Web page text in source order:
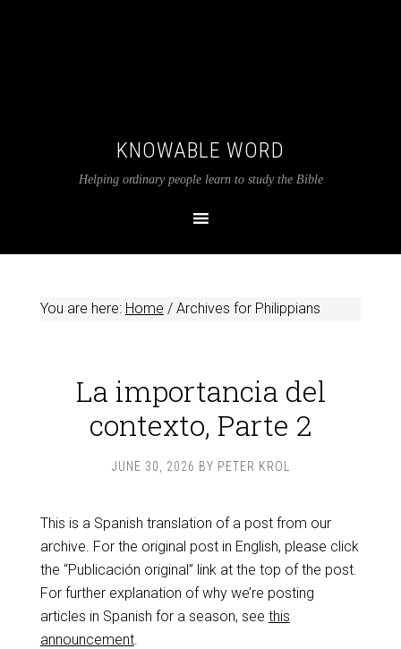
KNOWABLE WORD
Helping ordinary people learn to study the Bible
You are here: Home /Archives for Philippians
La importancia del
contexto, Parte 2
JUNE 30, 2026 BY PETER KROL
This is a Spanish translation of a post from our
archive. For the original post in English, please click
the “Publicación original” link at the top of the post.
For further explanation of why we’re posting
articles in Spanish for a season, see this
announcement.